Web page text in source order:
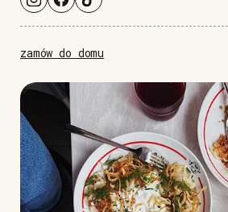
zamów do domu